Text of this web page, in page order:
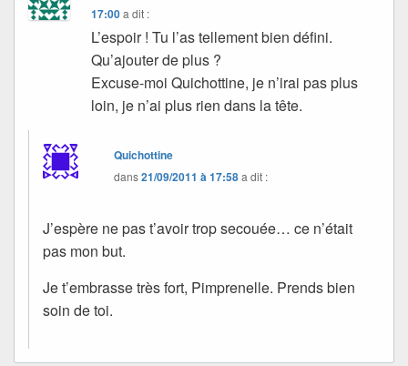
17:00 a dit :
L’espoir ! Tu l’as tellement bien défini.
Qu’ajouter de plus ?
Excuse-moi Quichottine, je n’irai pas plus
loin, je n’ai plus rien dans la tête.
Quichottine
dans21/09/2011 à 17:58a dit :
J’espère ne pas t’avoir trop secouée… ce n’était
pas mon but.
Je t’embrasse très fort, Pimprenelle. Prends bien
soin de toi.